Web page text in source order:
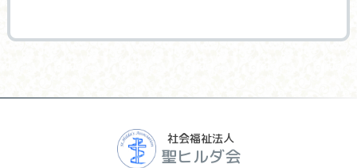
社会福祉法人
聖ヒルダ会